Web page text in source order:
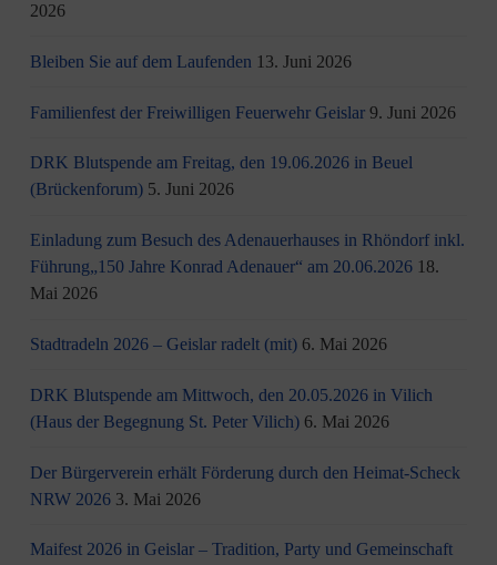
2026
Bleiben Sie auf dem Laufenden 13. Juni 2026
Familienfest der Freiwilligen Feuerwehr Geislar 9. Juni 2026
DRK Blutspende am Freitag, den 19.06.2026 in Beuel
(Brückenforum) 5. Juni 2026
Einladung zum Besuch des Adenauerhauses in Rhöndorf inkl.
Führung„150 Jahre Konrad Adenauer“ am 20.06.2026 18.
Mai 2026
Stadtradeln 2026 – Geislar radelt (mit) 6. Mai 2026
DRK Blutspende am Mittwoch, den 20.05.2026 in Vilich
(Haus der Begegnung St. Peter Vilich) 6. Mai 2026
Der Bürgerverein erhält Förderung durch den Heimat-Scheck
NRW 2026 3. Mai 2026
Maifest 2026 in Geislar – Tradition, Party und Gemeinschaft